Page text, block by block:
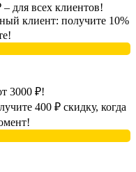
для всех клиентов!
клиент: получите 10%
3000 ₽!
400 ₽ скидку, когда